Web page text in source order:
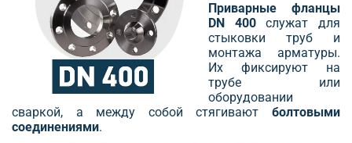
Приварные фланцы
DN 400служат для
стыковки труб и
монтажа арматуры.
Их фиксируют на
трубе или
оборудовании
сваркой, а между собой стягивают болтовыми
соединениями.